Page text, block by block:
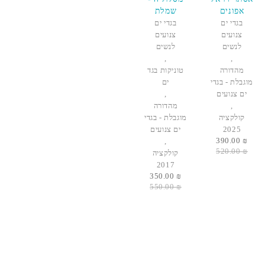
אפונים
רשת
בגדי ים
צנועים
לנשים
,
מהדורה
מוגבלת - בגדי
ים צנועים
,
קולקציה
2025
520.00₪
390.00₪
שמלת
תיקתקים
כחול במבוק
בגדי ים
צנועים
לנשים
,
טוניקות בגד
ים
,
מהדורה
מוגבלת - בגדי
ים צנועים
,
קולקציה
2017
550.00₪
350.00₪